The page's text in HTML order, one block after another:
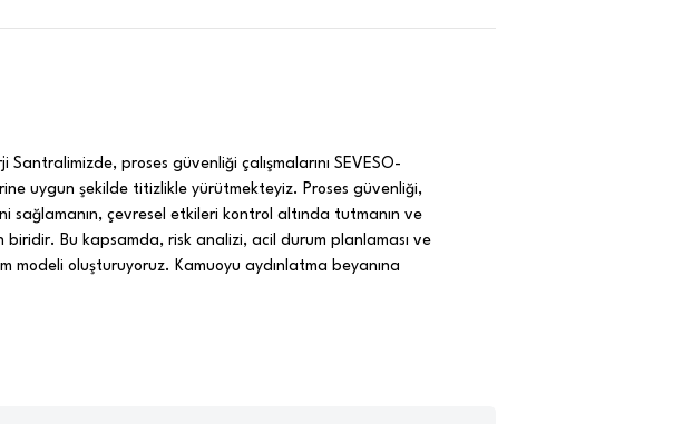
proses güvenliği çalışmalarını SEVESO-
uygun şekilde titizlikle yürütmekteyiz. Proses güvenliği,
sağlamanın, çevresel etkileri kontrol altında tutmanın ve
biridir. Bu kapsamda, risk analizi, acil durum planlaması ve
modeli oluşturuyoruz. Kamuoyu aydınlatma beyanına